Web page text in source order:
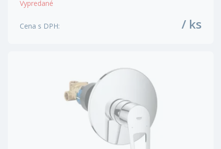
Vypredané
Cena s DPH: / ks